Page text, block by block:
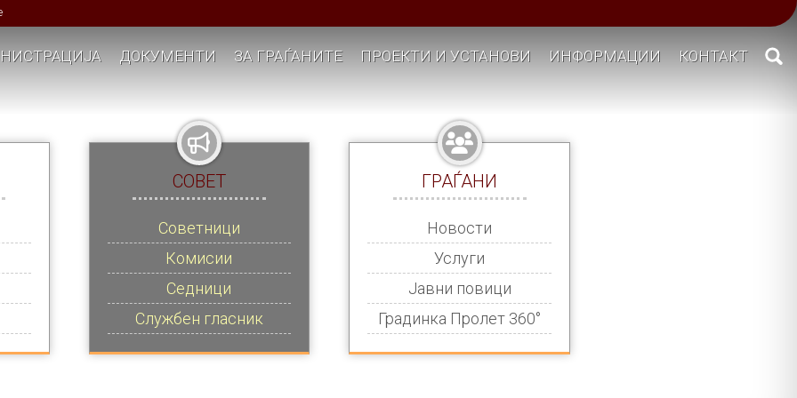
ДОКУМЕНТИ ЗА ГРАЃАНИТЕ ПРОЕКТИ И УСТАНОВИ ИНФОРМАЦИИ КОНТАКТ
СОВЕТ
Советници
Комисии
Седници
Службен гласник
ГРАЃАНИ
Новости
Услуги
Јавни повици
Градинка Пролет 360°